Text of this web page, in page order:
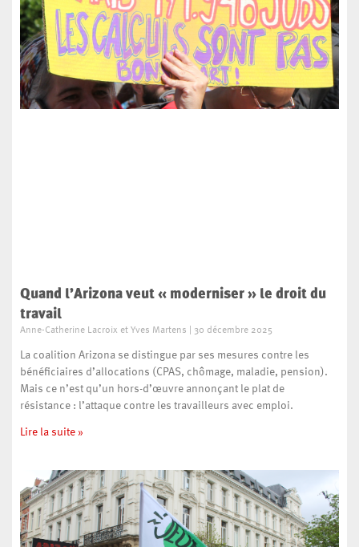
Quand l’Arizona veut « moderniser » le droit du
travail
Anne-Catherine Lacroix et Yves Martens 30 décembre 2025
La coalition Arizona se distingue par ses mesures contre les
bénéficiaires d’allocations (CPAS, chômage, maladie, pension).
Mais ce n’est qu’un hors-d’œuvre annonçant le plat de
résistance : l’attaque contre les travailleurs avec emploi.
Lire la suite »